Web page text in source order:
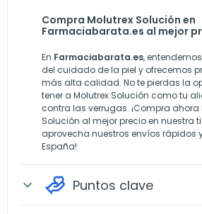
Compra Molutrex Solución en
Farmaciabarata.es al mejor
En Farmaciabarata.es,
del cuidado de la piel y ofrecemos
más alta calidad. No te pierdas la
tener a Molutrex Solución como tu
contra las verrugas. ¡Compra ahora
Solución al mejor precio en nuestra
aprovecha nuestros envíos rápidos
España!
expand_more Puntos clave